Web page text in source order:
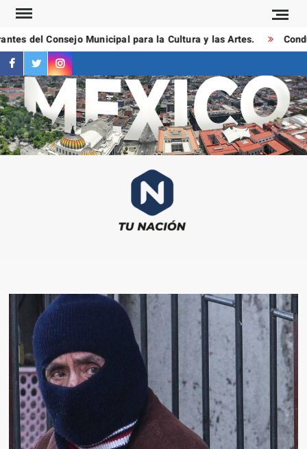
Saltar
contenido
del Consejo Municipal para la Cultura y las Artes.
facebook
twitterinstagram